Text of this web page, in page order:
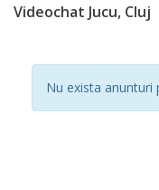
Videochat Jucu, Cluj
Nu exista anunturi